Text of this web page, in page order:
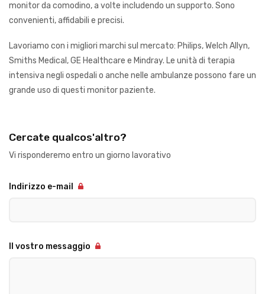
monitor da comodino, a volte includendo un supporto. Sono
convenienti, affidabili e precisi.
Lavoriamo con i migliori marchi sul mercato: Philips, Welch Allyn,
Smiths Medical, GE Healthcare e Mindray. Le unità di terapia
intensiva negli ospedali o anche nelle ambulanze possono fare un
grande uso di questi monitor paziente.
Cercate qualcos'altro?
Vi risponderemo entro un giorno lavorativo
Indirizzo e-mail
Il vostro messaggio